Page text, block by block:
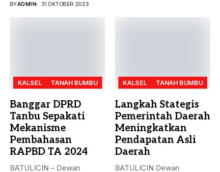
BYADMIN 31 OKTOBER 2023
KALSEL TANAH BUMBU
Banggar DPRD
Tanbu Sepakati
Mekanisme
Pembahasan
RAPBD TA 2024
BATULICIN – Dewan
KALSEL TANAH BUMBU
Langkah Stategis
Pemerintah Daerah
Meningkatkan
Pendapatan Asli
Daerah
BATULICIN Dewan